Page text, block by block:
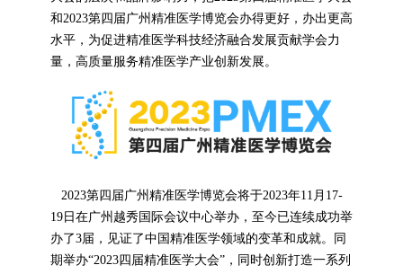
和2023第四届广州精准医学博览会办得更好，办出更高
水平，为促进精准医学科技经济融合发展贡献学会力
量，高质量服务精准医学产业创新发展。
2023第四届广州精准医学博览会将于2023年11月17-
19日在广州越秀国际会议中心举办，至今已连续成功举
办了3届，见证了中国精准医学领域的变革和成就。同
期举办“2023四届精准医学大会”，同时创新打造一系列